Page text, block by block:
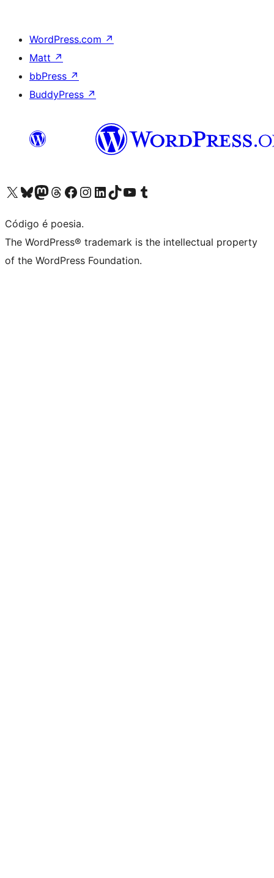
WordPress.com ↗
Matt ↗
bbPress ↗
BuddyPress ↗
Visite a nossa conta X (antigo Twitter)
Visit our Bluesky account
Visit our Mastodon account
Visit our Threads account
Visite a nossa página do Facebook
Visite a nossa conta no Instagram
Visite a nossa conta no LinkedIn
Visit our TikTok account
Visit our YouTube channel
Visit our Tumblr account
Código é poesia.
The WordPress® trademark is the intellectual property
of the WordPress Foundation.